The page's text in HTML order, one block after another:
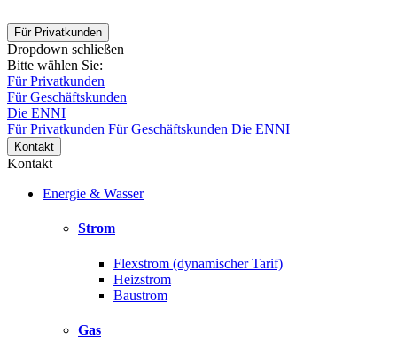
Für Privatkunden
Dropdown schließen
Bitte wählen Sie:
Für Privatkunden
Für Geschäftskunden
Die ENNI
Für Privatkunden Für Geschäftskunden Die ENNI
Kontakt
Kontakt
Energie & Wasser
Strom
Flexstrom (dynamischer Tarif)
Heizstrom
Baustrom
Gas